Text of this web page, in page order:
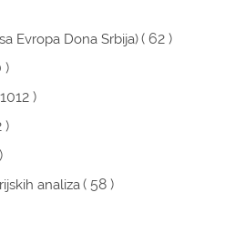
Evropa Dona Srbija)( 62 )
)
)
)
analiza( 58 )